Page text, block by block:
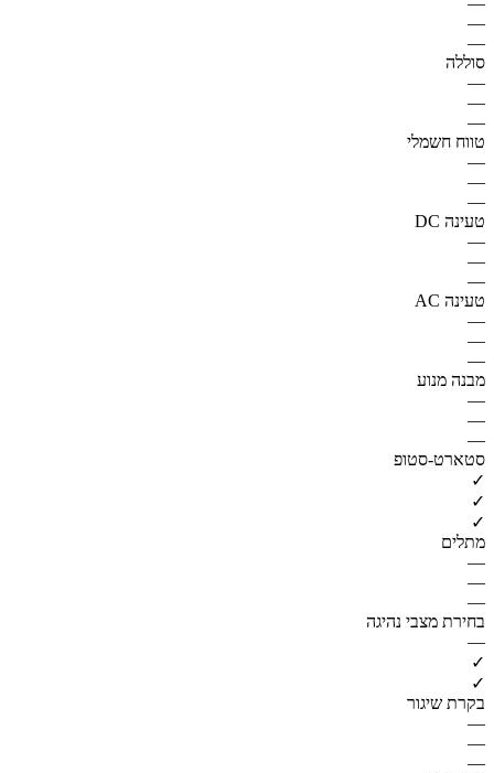
—
—
סוללה
—
—
—
טווח חשמלי
—
—
—
טעינה DC
—
—
—
טעינה AC
—
—
—
מבנה מנוע
—
—
—
סטארט-סטופ
✓
✓
✓
מתלים
—
—
—
בחירת מצבי נהיגה
—
✓
✓
בקרת שיגור
—
—
—